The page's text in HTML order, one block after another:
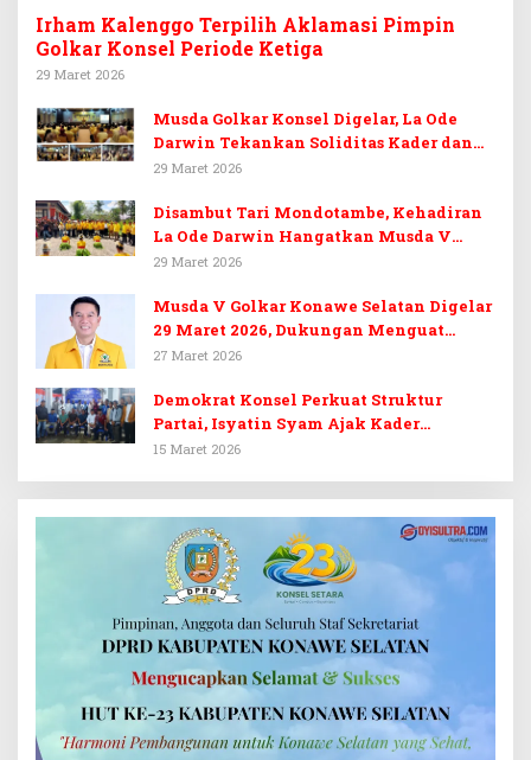
Irham Kalenggo Terpilih Aklamasi Pimpin
Golkar Konsel Periode Ketiga
29 Maret 2026
Musda Golkar Konsel Digelar, La Ode
Darwin Tekankan Soliditas Kader dan
Target 14 Kursi DPRD Konawe Selatan
29 Maret 2026
Disambut Tari Mondotambe, Kehadiran
La Ode Darwin Hangatkan Musda V
Golkar Konsel
29 Maret 2026
Musda V Golkar Konawe Selatan Digelar
29 Maret 2026, Dukungan Menguat
untuk Irham Kalenggo
27 Maret 2026
Demokrat Konsel Perkuat Struktur
Partai, Isyatin Syam Ajak Kader
Kembalikan Kejayaan
15 Maret 2026